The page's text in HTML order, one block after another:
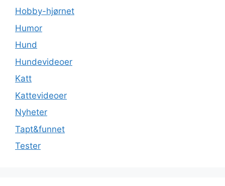
Hobby-hjørnet
Humor
Hund
Hundevideoer
Katt
Kattevideoer
Nyheter
Tapt&funnet
Tester